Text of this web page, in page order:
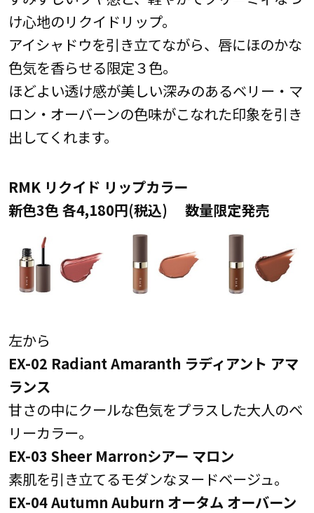
け心地のリクイドリップ。
アイシャドウを引き立てながら、唇にほのかな
色気を香らせる限定３色。
ほどよい透け感が美しい深みのあるベリー・マ
ロン・オーバーンの色味がこなれた印象を引き
出してくれます。
RMK リクイド リップカラー
新色3色 各4,180円(税込) 数量限定発売
左から
EX-02 Radiant Amaranth ラディアント アマ
ランス
甘さの中にクールな色気をプラスした大人のベ
リーカラー。
EX-03 Sheer Marronシアー マロン
素肌を引き立てるモダンなヌードベージュ。
EX-04 Autumn Auburn オータム オーバーン